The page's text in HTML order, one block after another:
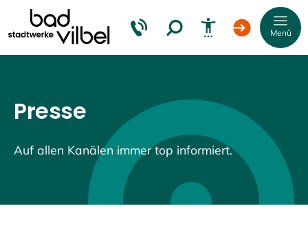
Menü
Presse
Auf allen Kanälen immer top informiert.
vergrößern